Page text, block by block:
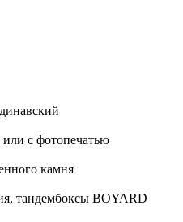
с фотопечатью
камня
тандембоксы BOYARD